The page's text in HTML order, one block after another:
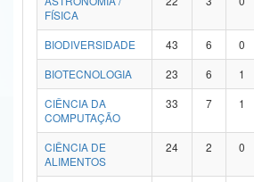
Advocacia-Geral da União
Banco Central do Brasil
FÍSICA
BIODIVERSIDADE 43 6 0
BIOTECNOLOGIA
23 6 1
CIÊNCIA DA
COMPUTAÇÃO
33 7 1
CIÊNCIA DE
ALIMENTOS
24 2 0